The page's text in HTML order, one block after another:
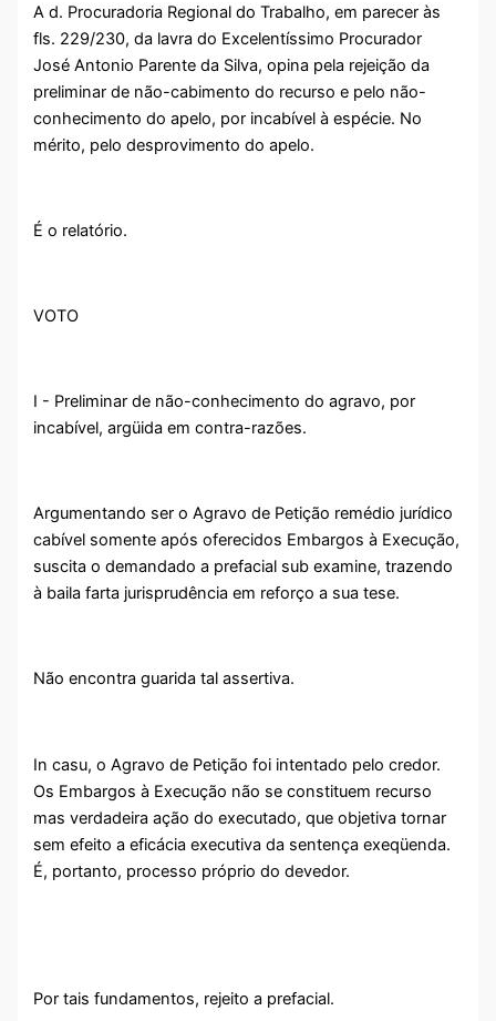
A d. Procuradoria Regional do Trabalho, em parecer às
fls. 229/230, da lavra do Excelentíssimo Procurador
José Antonio Parente da Silva, opina pela rejeição da
preliminar de não-cabimento do recurso e pelo não-
conhecimento do apelo, por incabível à espécie. No
mérito, pelo desprovimento do apelo.
É o relatório.
VOTO
I - Preliminar de não-conhecimento do agravo, por
incabível, argüida em contra-razões.
Argumentando ser o Agravo de Petição remédio jurídico
cabível somente após oferecidos Embargos à Execução,
suscita o demandado a prefacial sub examine, trazendo
à baila farta jurisprudência em reforço a sua tese.
Não encontra guarida tal assertiva.
In casu, o Agravo de Petição foi intentado pelo credor.
Os Embargos à Execução não se constituem recurso
mas verdadeira ação do executado, que objetiva tornar
sem efeito a eficácia executiva da sentença exeqüenda.
É, portanto, processo próprio do devedor.
Por tais fundamentos, rejeito a prefacial.